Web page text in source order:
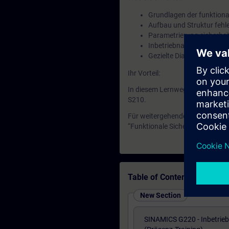
Grundlagen der
Aufbau und Struktur
Parametrierung
Inbetriebnahme und
Gezielte Diagnose und
Ihr Vorteil:
In diesem Lernweg erwerben
S210.
Für weitergehende
“Funktionale Sicherheit im
Table of Contents
New Section
SINAMICS G220 -